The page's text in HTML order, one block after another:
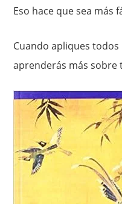
Eso hace que sea más
Cuando apliques
aprenderás más sobre